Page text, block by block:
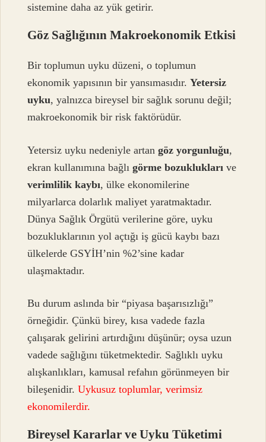
sistemine daha az yük getirir.
Göz Sağlığının Makroekonomik Etkisi
Bir toplumun uyku düzeni, o toplumun
ekonomik yapısının bir yansımasıdır.Yetersiz
uyku, yalnızca bireysel bir sağlık sorunu değil;
makroekonomik bir risk faktörüdür.
Yetersiz uyku nedeniyle artangöz yorgunluğu,
ekran kullanımına bağlıgörme bozuklukları ve
verimlilik kaybı, ülke ekonomilerine
milyarlarca dolarlık maliyet yaratmaktadır.
Dünya Sağlık Örgütü verilerine göre, uyku
bozukluklarının yol açtığı iş gücü kaybı bazı
ülkelerde GSYİH’nin %2’sine kadar
ulaşmaktadır.
Bu durum aslında bir “piyasa başarısızlığı”
örneğidir. Çünkü birey, kısa vadede fazla
çalışarak gelirini artırdığını düşünür; oysa uzun
vadede sağlığını tüketmektedir. Sağlıklı uyku
alışkanlıkları, kamusal refahın görünmeyen bir
bileşenidir.Uykusuz toplumlar, verimsiz
ekonomilerdir.
Bireysel Kararlar ve Uyku Tüketimi